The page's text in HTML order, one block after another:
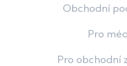
Obchodní
Pro
Pro obchodní